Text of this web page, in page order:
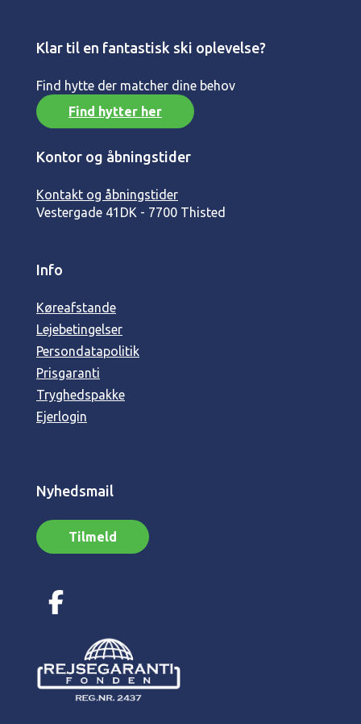
Klar til en fantastisk ski oplevelse?
Find hytte der matcher dine behov
Find hytter her
Kontor og åbningstider
Kontakt og åbningstider
Vestergade 41 DK - 7700 Thisted
Info
Køreafstande
Lejebetingelser
Persondatapolitik
Prisgaranti
Tryghedspakke
Ejerlogin
Nyhedsmail
Tilmeld